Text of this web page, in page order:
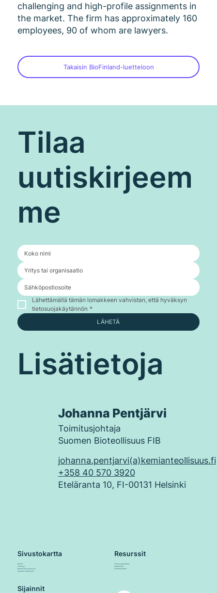
challenging and high-profile assignments in
the market. The firm has approximately 160
employees, 90 of whom are lawyers.
Takaisin BioFinland-luetteloon
Tilaa
uutiskirjeem
me
Lähettämällä tämän lomakkeen vahvistan, että hyväksyn
tietosuojakäytännön *
LÄHETÄ
Sivustokartta
Meistä
Jäsenyys
Biotekniikka Suomessa
Uutiset & Tapahtumat
Resurssit
Tietosuojakäytäntö
Käyttöehdot
Evästekäytäntö
Sijainnit
Johanna Pentjärvi
Toimitusjohtaja
Suomen Bioteollisuus FIB
johanna.pentjarvi(a)kemianteollisuus.fi
+358 40 570 3920
Eteläranta 10, FI-00131 Helsinki
Lisätietoja